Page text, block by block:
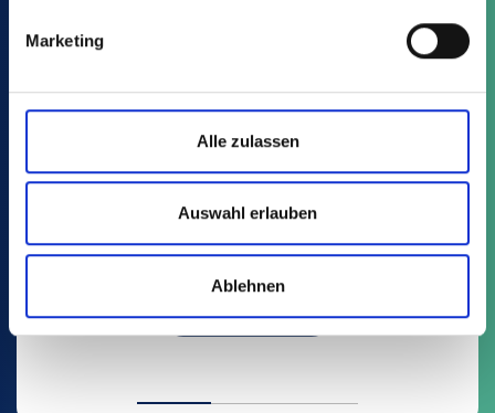
Marketing
Alle zulassen
Auswahl erlauben
Ablehnen
BP
20 Article
Propagation trays
LEARN MORE